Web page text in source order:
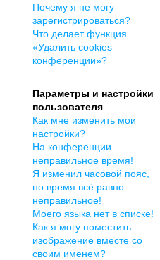
Почему я не могу
зарегистрироваться?
Что делает функция
«Удалить cookies
конференции»?
Параметры и настройки
пользователя
Как мне изменить мои
настройки?
На конференции
неправильное время!
Я изменил часовой пояс,
но время всё равно
неправильное!
Моего языка нет в списке!
Как я могу поместить
изображение вместе со
своим именем?